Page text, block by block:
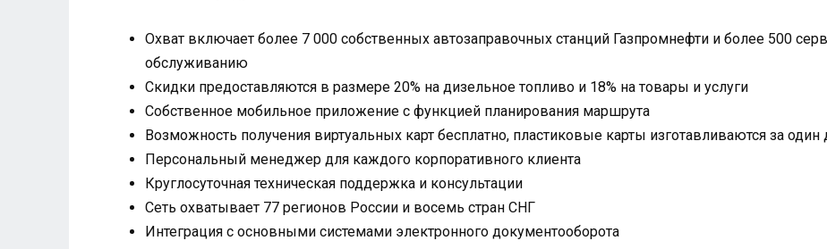
Охват включает более 7 000 собственных автозаправочных станций Газпромнефти и более 500
обслуживанию
Скидки предоставляются в размере 20% на дизельное топливо и 18% на товары и услуги
Собственное мобильное приложение с функцией планирования маршрута
Возможность получения виртуальных карт бесплатно, пластиковые карты изготавливаются за один
Персональный менеджер для каждого корпоративного клиента
Круглосуточная техническая поддержка и консультации
Сеть охватывает 77 регионов России и восемь стран СНГ
Интеграция с основными системами электронного документооборота